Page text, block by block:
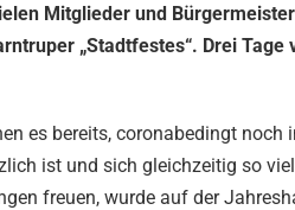
Mitglieder und
„Stadtfestes“. Drei
es bereits, coronabedingt
ist und sich gleichzeitig so
freuen, wurde auf der